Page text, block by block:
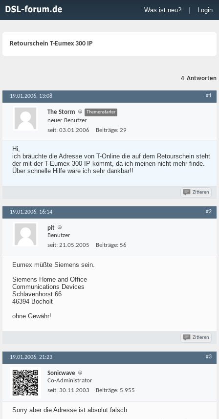
Was ist neu? Login
Retourschein T-Eumex 300 IP
4 Antworten
19.01.2006, 13:08 #1
The Storm Themenstarter
neuer Benutzer
seit: 03.01.2006 Beiträge: 29
Hi,
ich bräuchte die Adresse von T-Online die auf dem Retourschein steht
der mit der T-Eumex 300 IP kommt, da ich meinen nicht mehr finde.
Über schnelle Hilfe wäre ich sehr dankbar!!
Zitieren
19.01.2006, 16:14 #2
pit
Benutzer
seit: 21.05.2005 Beiträge: 56
Eumex müßte Siemens sein.
Siemens Home and Office
Communications Devices
Schlavenhorst 66
46394 Bocholt
ohne Gewähr!
Zitieren
19.01.2006, 21:23 #3
Sonicwave
Co-Administrator
seit: 30.11.2003 Beiträge: 5.955
Sorry aber die Adresse ist absolut falsch